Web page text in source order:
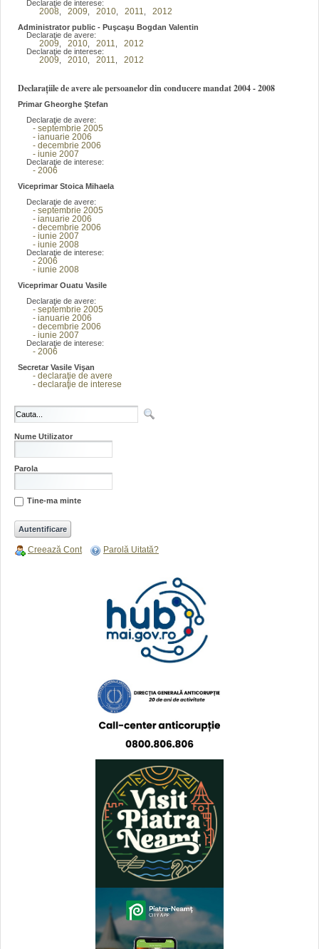
Declaraţie de interese:
2008 2009 2010 2011 2012
Administrator public - Puşcaşu Bogdan Valentin
Declaraţie de avere:
2009 2010 2011 2012
Declaraţie de interese:
2009 2010 2011 2012
Declarațiile de avere ale persoanelor din conducere mandat 2004 - 2008
Primar Gheorghe Ştefan
Declaraţie de avere:
- septembrie 2005
- ianuarie 2006
- decembrie 2006
- iunie 2007
Declaraţie de interese:
- 2006
Viceprimar Stoica Mihaela
Declaraţie de avere:
- septembrie 2005
- ianuarie 2006
- decembrie 2006
- iunie 2007
- iunie 2008
Declaraţie de interese:
- 2006
- iunie 2008
Viceprimar Ouatu Vasile
Declaraţie de avere:
- septembrie 2005
- ianuarie 2006
- decembrie 2006
- iunie 2007
Declaraţie de interese:
- 2006
Secretar Vasile Vişan
- declaraţie de avere
- declaraţie de interese
Nume Utilizator
Parola
Tine-ma minte
Creează Cont Parolă Uitată?